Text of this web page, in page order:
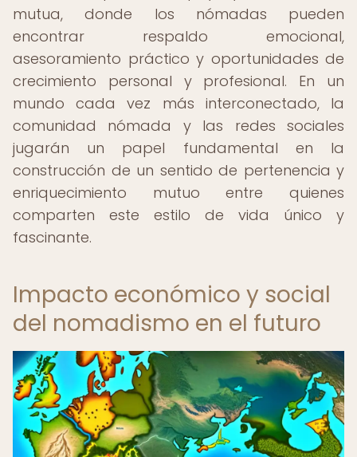
mutua, donde los nómadas pueden
encontrar respaldo emocional,
asesoramiento práctico y oportunidades de
crecimiento personal y profesional. En un
mundo cada vez más interconectado, la
comunidad nómada y las redes sociales
jugarán un papel fundamental en la
construcción de un sentido de pertenencia y
enriquecimiento mutuo entre quienes
comparten este estilo de vida único y
fascinante.
Impacto económico y social
del nomadismo en el futuro